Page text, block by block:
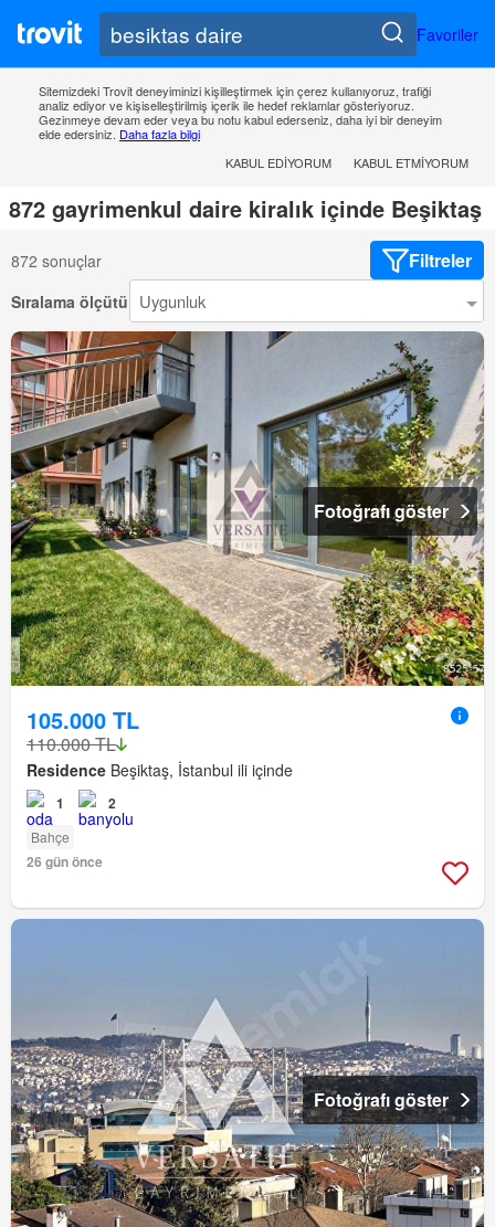
Favoriler
Sitemizdeki Trovit deneyiminizi kişilleştirmek için çerez kullanıyoruz, trafiği
analiz ediyor ve kişiselleştirilmiş içerik ile hedef reklamlar gösteriyoruz.
Gezinmeye devam eder veya bu notu kabul ederseniz, daha iyi bir deneyim
elde edersiniz. Daha fazla bilgi
KABUL EDIYORUM
KABUL ETMIYORUM
872 gayrimenkul daire kiralık içinde Beşiktaş
872 sonuçlar Filtreler
Sıralama ölçütü
Fotoğrafı göster
105.000 TL
110.000 TL
Residence Beşiktaş, İstanbul ili içinde
1 2
Bahçe
26 gün önce
Fotoğrafı göster